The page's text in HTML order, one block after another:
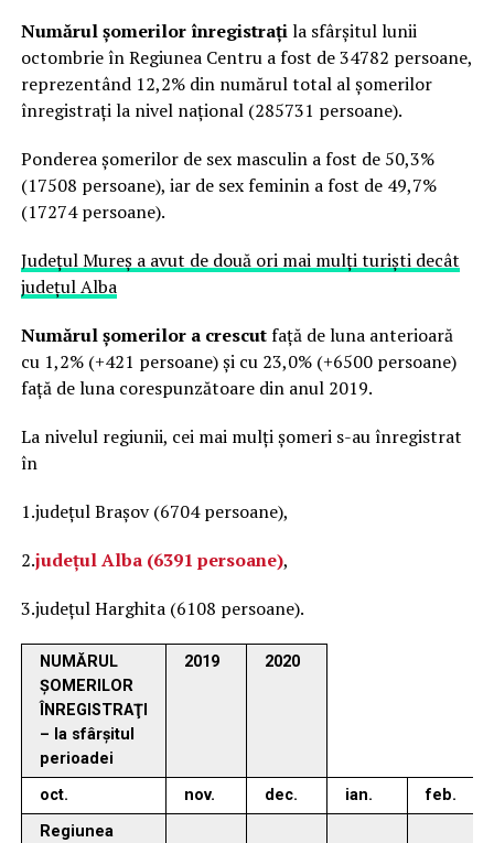
Numărul şomerilor înregistraţila sfârşitul lunii
octombrie în Regiunea Centru a fost de 34782 persoane,
reprezentând 12,2% din numărul total al şomerilor
înregistraţi la nivel naţional (285731 persoane).
Ponderea şomerilor de sex masculin a fost de 50,3%
(17508 persoane), iar de sex feminin a fost de 49,7%
(17274 persoane).
Județul Mureș a avut de două ori mai mulți turiști decât
județul Alba
Numărul şomerilor a crescutfaţă de luna anterioară
cu 1,2% (+421 persoane) şi cu 23,0% (+6500 persoane)
faţă de luna corespunzătoare din anul 2019.
La nivelul regiunii, cei mai mulţi şomeri s-au înregistrat
în
1.judeţul Brașov (6704 persoane),
2.județul Alba (6391 persoane),
3.judeţul Harghita (6108 persoane).
NUMĂRUL
ŞOMERILOR
ÎNREGISTRAŢI
– la sfârşitul
perioadei
2019 2020
oct. nov. dec. ian.
feb.
Regiunea